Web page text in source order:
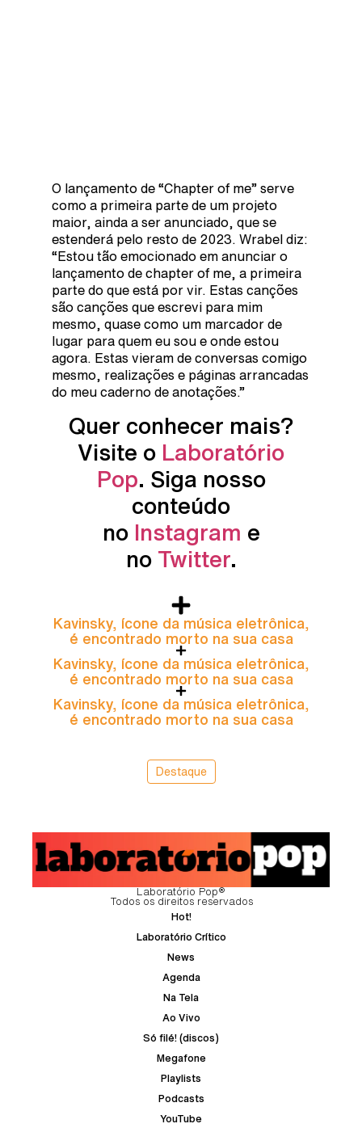
O lançamento de “Chapter of me” serve
como a primeira parte de um projeto
maior, ainda a ser anunciado, que se
estenderá pelo resto de 2023. Wrabel diz:
“Estou tão emocionado em anunciar o
lançamento de chapter of me, a primeira
parte do que está por vir. Estas canções
são canções que escrevi para mim
mesmo, quase como um marcador de
lugar para quem eu sou e onde estou
agora. Estas vieram de conversas comigo
mesmo, realizações e páginas arrancadas
do meu caderno de anotações.”
Quer conhecer mais?
Visite o Laboratório
Pop. Siga nosso
conteúdo
no Instagram e
no Twitter.
Kavinsky, ícone da música eletrônica,
é encontrado morto na sua casa
Kavinsky, ícone da música eletrônica,
é encontrado morto na sua casa
Kavinsky, ícone da música eletrônica,
é encontrado morto na sua casa
Destaque
Laboratório Pop®
Todos os direitos reservados
Hot!
Laboratório Crítico
News
Agenda
Na Tela
Ao Vivo
Só filé! (discos)
Megafone
Playlists
Podcasts
YouTube